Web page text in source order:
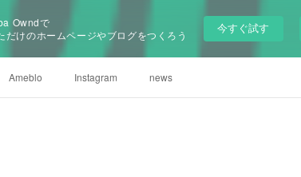
Owndで
だけのホームページやブログをつくろう
今すぐ試す
Ameblo Instagram news